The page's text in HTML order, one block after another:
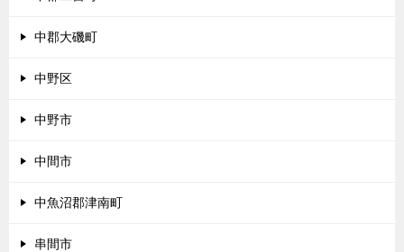
中郡大磯町
中野区
中野市
中間市
中魚沼郡津南町
串間市